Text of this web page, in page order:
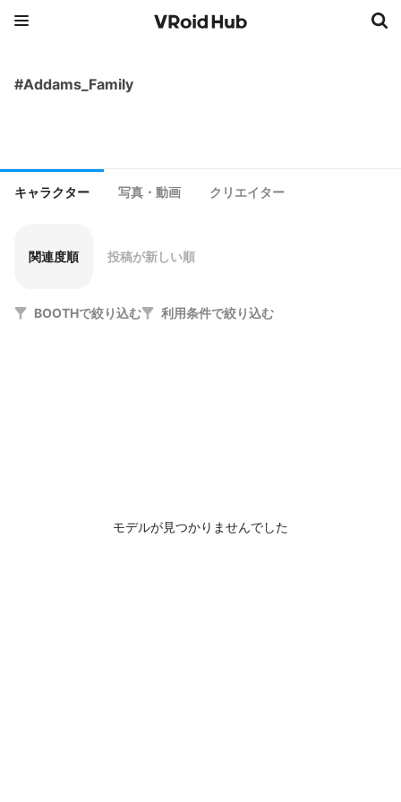
#Addams_Family
キャラクター 写真・動画 クリエイター
関連度順 投稿が新しい順
BOOTHで絞り込む 利用条件で絞り込む
モデルが見つかりませんでした